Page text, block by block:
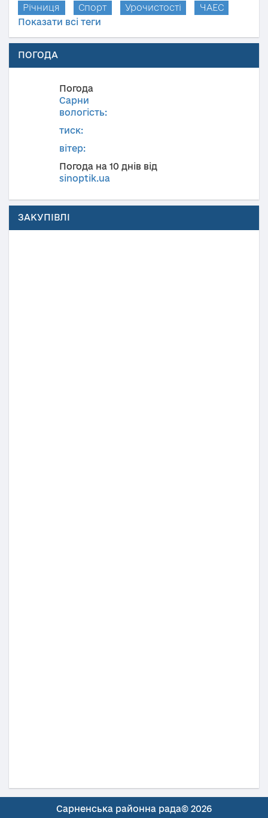
Річниця
Спорт Урочистості
ЧАЕС
Показати всі теги
ПОГОДА
Погода
Сарни
вологість:
тиск:
вітер:
Погода на 10 днів від
sinoptik.ua
ЗАКУПІВЛІ
Сарненська районна рада© 2026